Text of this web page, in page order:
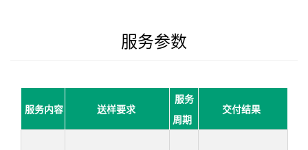
服务参数
服务内容 送样要求
服务
周期
交付结果